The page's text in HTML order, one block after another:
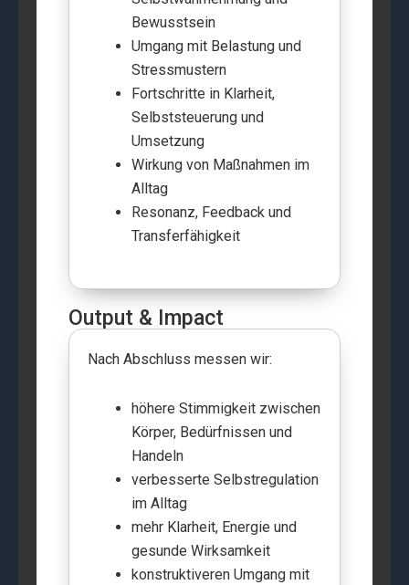
Bewusstsein
Umgang mit Belastung und
Stressmustern
Fortschritte in Klarheit,
Selbststeuerung und
Umsetzung
Wirkung von Maßnahmen im
Alltag
Resonanz, Feedback und
Transferfähigkeit
Output & Impact
Nach Abschluss messen wir:
höhere Stimmigkeit zwischen
Körper, Bedürfnissen und
Handeln
verbesserte Selbstregulation
im Alltag
mehr Klarheit, Energie und
gesunde Wirksamkeit
konstruktiveren Umgang mit